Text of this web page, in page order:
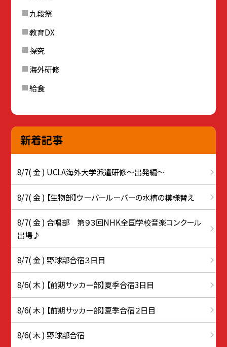
九段祭
教育DX
探究
海外研修
給食
新着記事
8/7( 金 ) UCLA海外大学派遣研修〜出発編〜
8/7( 金 ) 【生物部】ウーパールーパーの水槽の模様替え
8/7( 金 ) 合唱部 第９３回NHK全国学校音楽コンクール
出場♪
8/7( 金 ) 野球部合宿３日目
8/6( 木 ) 【前期サッカー部】夏季合宿3日目
8/6( 木 ) 【前期サッカー部】夏季合宿２日目
8/6( 木 ) 野球部合宿